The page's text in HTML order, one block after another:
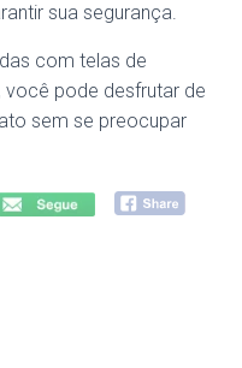
sua segurança.
com telas de
pode desfrutar de
sem se preocupar